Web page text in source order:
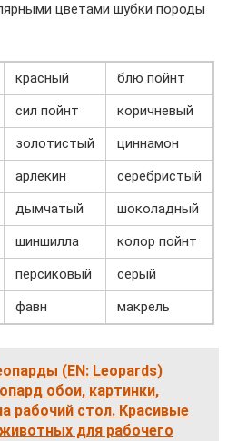
цветами шубки породы
красный
блю пойнт
сил пойнт
коричневый
золотистый
циннамон
арлекин
серебристый
дымчатый
шоколадный
шиншилла
колор пойнт
персиковый
серый
фавн макрель
(EN: Leopards)
обои, картинки,
рабочий стол. Красивые
для рабочего